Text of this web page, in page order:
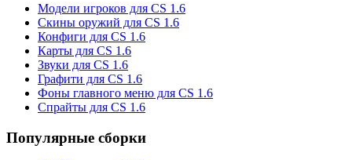
Модели игроков для CS 1.6
Скины оружий для CS 1.6
Конфиги для CS 1.6
Карты для CS 1.6
Звуки для CS 1.6
Графити для CS 1.6
Фоны главного меню для CS 1.6
Спрайты для CS 1.6
Популярные сборки